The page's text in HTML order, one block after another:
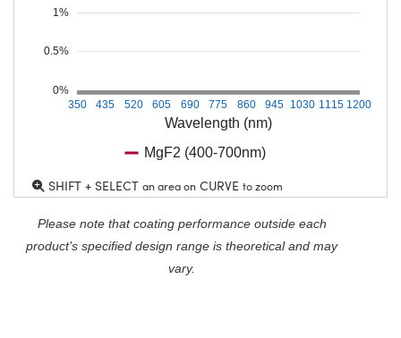
Wavelength (nm)
350 435 520 605 690 775 860 945 1030 1115 1200
0%
0.5%
1%
MgF2 (400-700nm)
SHIFT + SELECT an area on CURVE to zoom
Please note that coating performance outside each
product’s specified design range is theoretical and may
vary.